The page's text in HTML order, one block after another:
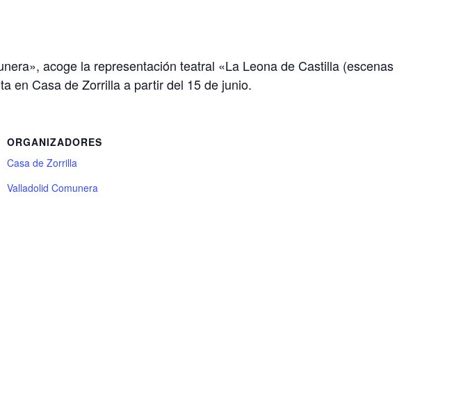
acoge la representación teatral «La Leona de Castilla (escenas
en Casa de Zorrilla a partir del 15 de junio.
ORGANIZADORES
Casa de Zorrilla
Valladolid Comunera